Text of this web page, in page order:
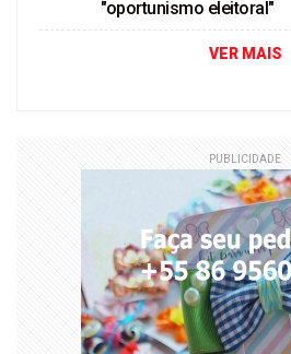
"oportunismo eleitoral"
VER MAIS
PUBLICIDADE